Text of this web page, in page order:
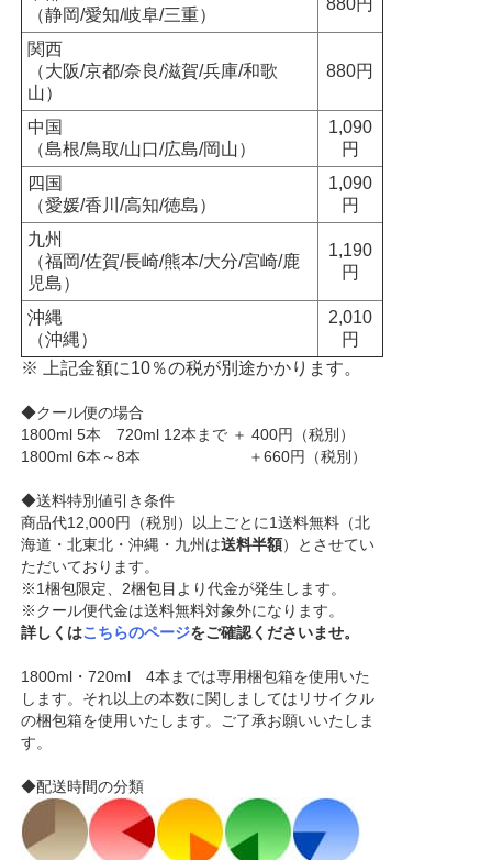
（静岡/愛知/岐阜/三重）
880円
関西
（大阪/京都/奈良/滋賀/兵庫/和歌
山）
880円
中国
（島根/鳥取/山口/広島/岡山）
1,090
円
四国
（愛媛/香川/高知/徳島）
1,090
円
九州
（福岡/佐賀/長崎/熊本/大分/宮崎/鹿
児島）
1,190
円
沖縄
（沖縄）
2,010
円
※ 上記金額に10％の税が別途かかります。
◆クール便の場合
1800ml 5本 720ml 12本まで ＋ 400円（税別）
1800ml 6本～8本 ＋660円（税別）
◆送料特別値引き条件
商品代12,000円（税別）以上ごとに1送料無料（北
海道・北東北・沖縄・九州は送料半額）とさせてい
ただいております。
※1梱包限定、2梱包目より代金が発生します。
※クール便代金は送料無料対象外になります。
詳しくはこちらのページをご確認くださいませ。
1800ml・720ml 4本までは専用梱包箱を使用いた
します。それ以上の本数に関しましてはリサイクル
の梱包箱を使用いたします。ご了承お願いいたしま
す。
◆配送時間の分類